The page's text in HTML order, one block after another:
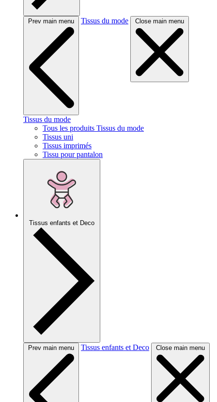
Prev main menu Tissus du mode Close main menu
Tissus du mode
Tous les produits Tissus du mode
Tissus uni
Tissus imprimés
Tissu pour pantalon
Tissus enfants et Deco
Prev main menu Tissus enfants et Deco Close main menu